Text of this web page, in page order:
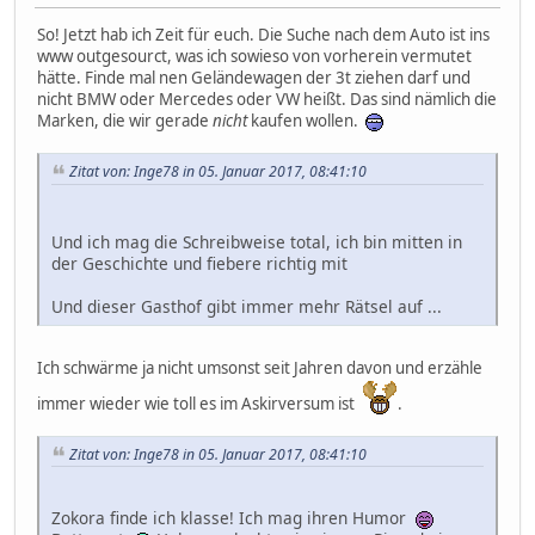
So! Jetzt hab ich Zeit für euch. Die Suche nach dem Auto ist ins
www outgesourct, was ich sowieso von vorherein vermutet
hätte. Finde mal nen Geländewagen der 3t ziehen darf und
nicht BMW oder Mercedes oder VW heißt. Das sind nämlich die
Marken, die wir gerade nichtkaufen wollen.
Zitat von: Inge78 in 05. Januar 2017, 08:41:10
Und ich mag die Schreibweise total, ich bin mitten in
der Geschichte und fiebere richtig mit
Und dieser Gasthof gibt immer mehr Rätsel auf ...
Ich schwärme ja nicht umsonst seit Jahren davon und erzähle
immer wieder wie toll es im Askirversum ist
.
Zitat von: Inge78 in 05. Januar 2017, 08:41:10
Zokora finde ich klasse! Ich mag ihren Humor